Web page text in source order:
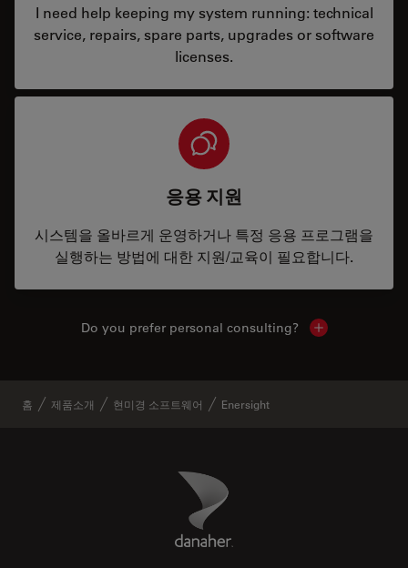
I need help keeping my system running: technical
service, repairs, spare parts, upgrades or software
licenses.
응용 지원
시스템을 올바르게 운영하거나 특정 응용 프로그램을
실행하는 방법에 대한 지원/교육이 필요합니다.
Do you prefer personal consulting? Show local
홈 제품소개 현미경 소프트웨어 Enersight
Danaher Logo